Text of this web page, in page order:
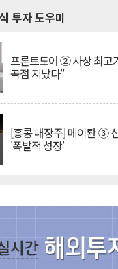
투자 도우미
프론트도어 ② 사상 최
곡점 지났다"
[홍콩 대장주] 메이퇀 ③
'폭발적 성장'